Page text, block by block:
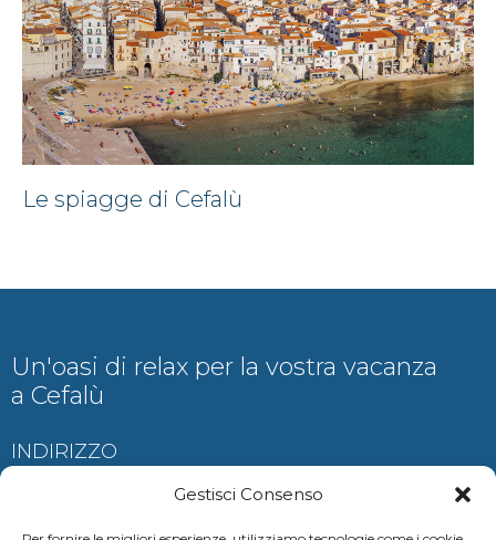
Gestisci Consenso
Le spiagge di Cefalù
Un'oasi di relax per la vostra vacanza
a Cefalù
INDIRIZZO
Contrada Ogliastrillo, Cefalù